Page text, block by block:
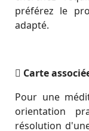
préférez le
adapté.
Carte
Pour une
orientation
résolution